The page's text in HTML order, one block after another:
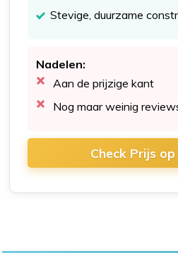
Stevige, duurzame
Nadelen:
Aan de prijzige kant
Nog maar weinig
Check Prijs